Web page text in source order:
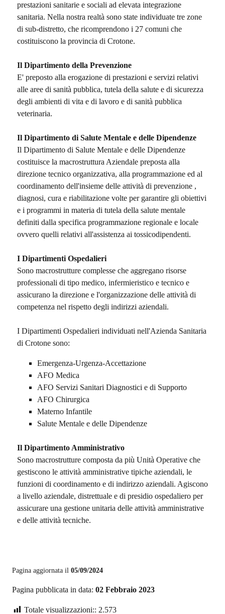
prestazioni sanitarie e sociali ad elevata integrazione
sanitaria. Nella nostra realtà sono state individuate tre zone
di sub-distretto, che ricomprendono i 27 comuni che
costituiscono la provincia di Crotone.
Il Dipartimento della Prevenzione
E' preposto alla erogazione di prestazioni e servizi relativi
alle aree di sanità pubblica, tutela della salute e di sicurezza
degli ambienti di vita e di lavoro e di sanità pubblica
veterinaria.
Il Dipartimento di Salute Mentale e delle Dipendenze
Il Dipartimento di Salute Mentale e delle Dipendenze
costituisce la macrostruttura Aziendale preposta alla
direzione tecnico organizzativa, alla programmazione ed al
coordinamento dell'insieme delle attività di prevenzione ,
diagnosi, cura e riabilitazione volte per garantire gli obiettivi
e i programmi in materia di tutela della salute mentale
definiti dalla specifica programmazione regionale e locale
ovvero quelli relativi all'assistenza ai tossicodipendenti.
I Dipartimenti Ospedalieri
Sono macrostrutture complesse che aggregano risorse
professionali di tipo medico, infermieristico e tecnico e
assicurano la direzione e l'organizzazione delle attività di
competenza nel rispetto degli indirizzi aziendali.
I Dipartimenti Ospedalieri individuati nell'Azienda Sanitaria
di Crotone sono:
Emergenza-Urgenza-Accettazione
AFO Medica
AFO Servizi Sanitari Diagnostici e di Supporto
AFO Chirurgica
Materno Infantile
Salute Mentale e delle Dipendenze
Il Dipartimento Amministrativo
Sono macrostrutture composta da più Unità Operative che
gestiscono le attività amministrative tipiche aziendali, le
funzioni di coordinamento e di indirizzo aziendali. Agiscono
a livello aziendale, distrettuale e di presidio ospedaliero per
assicurare una gestione unitaria delle attività amministrative
e delle attività tecniche.
Pagina aggiornata il 05/09/2024
Pagina pubblicata in data: 02 Febbraio 2023
Totale visualizzazioni:: 2.573